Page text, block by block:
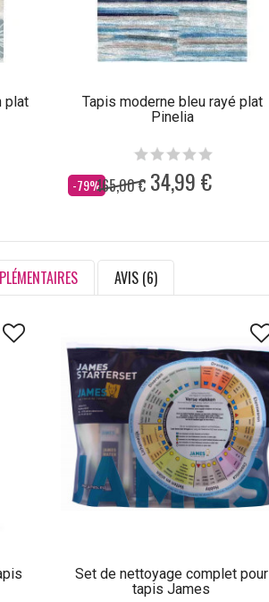
plat
Tapis moderne bleu rayé plat
Pinelia
-79%
Dès 165,00 € 34,99 €
AVIS (6)
Set de nettoyage complet pour
tapis James